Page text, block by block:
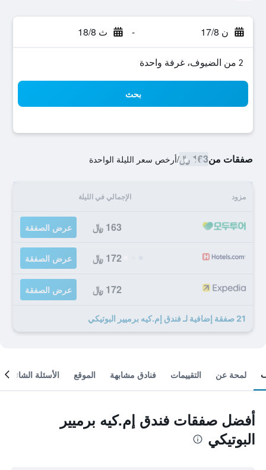
ن 17/8 - ث 18/8
2 من الضيوف، غرفة واحدة
بحث
صفقات من163 ﷼ /أرخص سعر الليلة الواحدة
مزود الإجمالي في الليلة
163 ﷼ عرض الصفقة
172 ﷼ عرض الصفقة
172 ﷼ عرض الصفقة
21 صفقة إضافية لـ فندق إم.كيه برميير البوتيكي
لمحة عن التقييمات فنادق مشابهة الموقع الأسئلة الشائعة
أفضل صفقات فندق إم.كيه برميير
البوتيكي